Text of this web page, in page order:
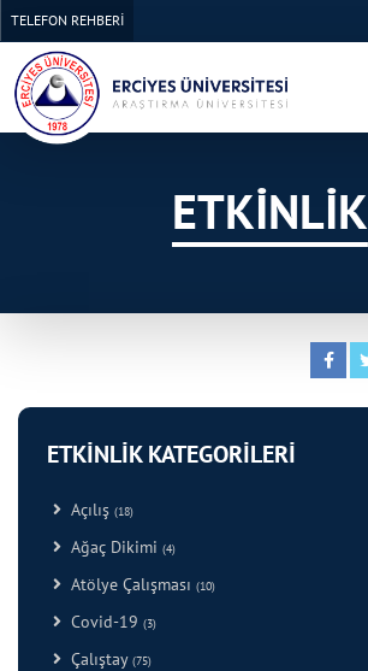
TELEFON REHBERİ
ETKİNLİK
ETKİNLİK KATEGORİLERİ
Açılış (18)
Ağaç Dikimi (4)
Atölye Çalışması (10)
Covid-19 (3)
Çalıştay (75)